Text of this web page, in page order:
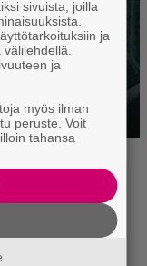
sivuista, joilla
ja
ja
myös ilman
peruste. Voit
tahansa